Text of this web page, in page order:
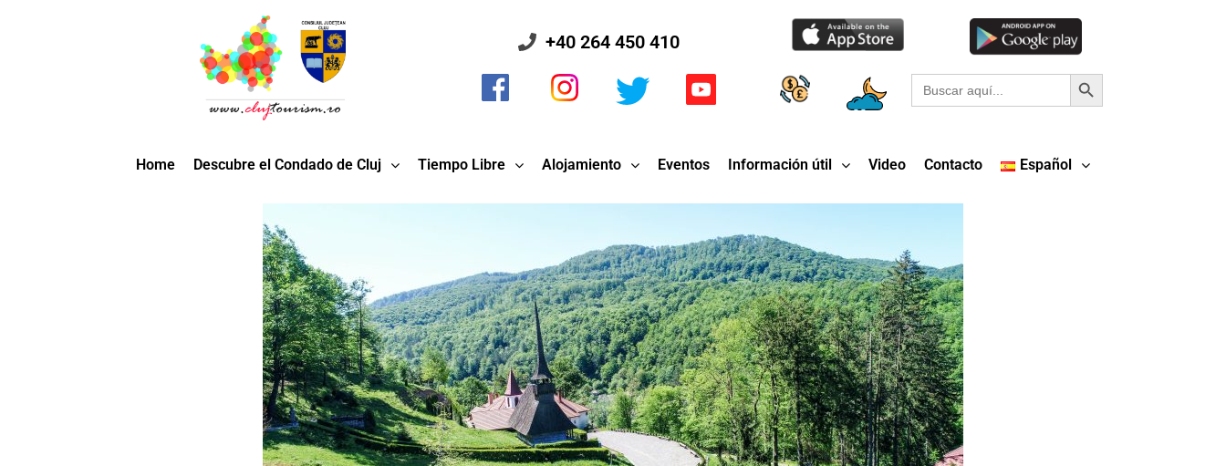
+40 264 450 410
Buscar: Botón de búsqueda
Home Descubre el Condado de Cluj Tiempo Libre Alojamiento Eventos Información útil Video Contacto Español